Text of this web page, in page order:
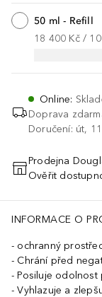
50 ml - Refill
18 400 Kč /
Online:
Doprava
Doručení: út,
Prodejna
Ověřit
INFORMACE O
ochranný
Chrání před
Posiluje odolnost
Vyhlazuje a